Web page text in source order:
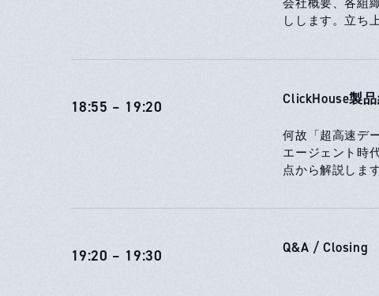
会社概要、各組
しします。立ち
18:55 – 19:20 ClickHouse製
何故「超高速デ
エージェント時
点から解説します
19:20 – 19:30 Q&A / Closing